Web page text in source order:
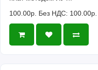
100.00р. Без НДС: 100.00р.